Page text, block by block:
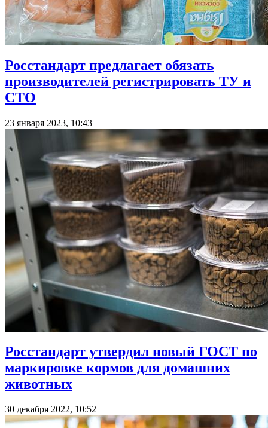
Росстандарт предлагает обязать
производителей регистрировать ТУ и
СТО
23 января 2023, 10:43
Росстандарт утвердил новый ГОСТ по
маркировке кормов для домашних
животных
30 декабря 2022, 10:52